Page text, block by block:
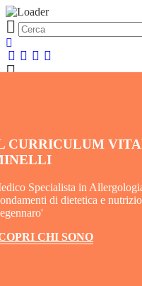
CURRICULUM
Specialista in
di dietetica e
CHI SONO